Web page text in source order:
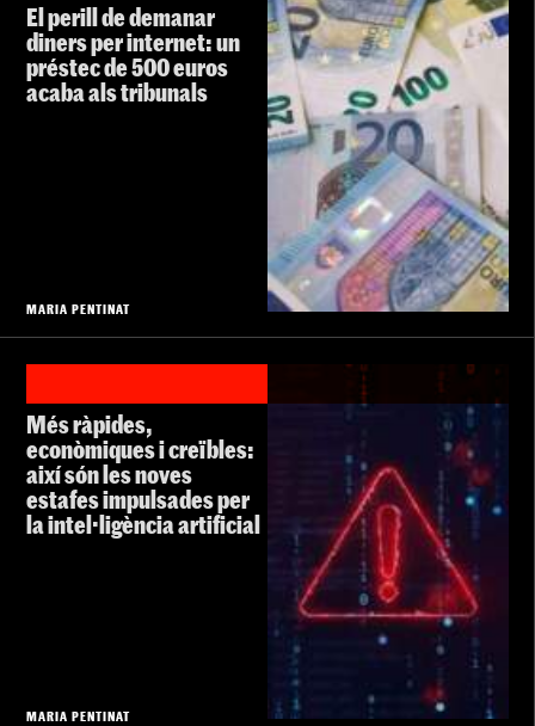
El perill de demanar
diners per internet: un
préstec de 500 euros
acaba als tribunals
MARIA PENTINAT
Més ràpides,
econòmiques i creïbles:
així són les noves
estafes impulsades per
la intel·ligència artificial
MARIA PENTINAT